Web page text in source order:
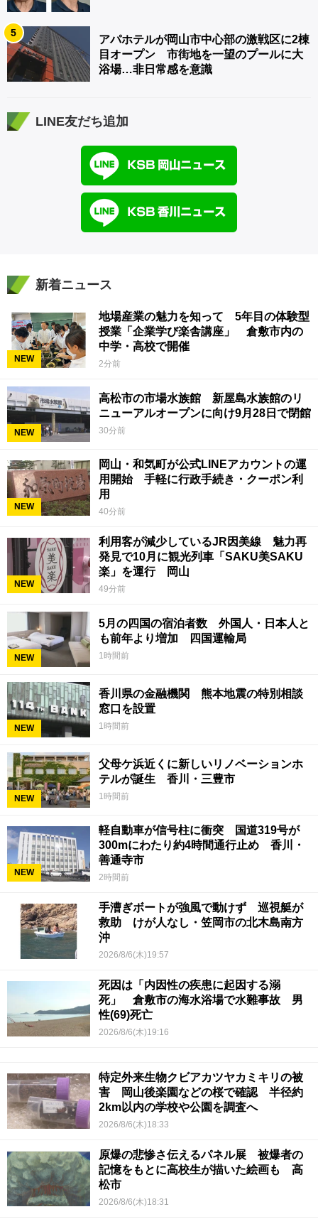
5
アパホテルが岡山市中心部の激戦区に2棟
目オープン 市街地を一望のプールに大
浴場…非日常感を意識
LINE友だち追加
新着ニュース
NEW
地場産業の魅力を知って 5年目の体験型
授業「企業学び楽舎講座」 倉敷市内の
中学・高校で開催
2分前
NEW
高松市の市場水族館 新屋島水族館のリ
ニューアルオープンに向け9月28日で閉館
30分前
NEW
岡山・和気町が公式LINEアカウントの運
用開始 手軽に行政手続き・クーポン利
用
40分前
NEW
利用客が減少しているJR因美線 魅力再
発見で10月に観光列車「SAKU美SAKU
楽」を運行 岡山
49分前
NEW
5月の四国の宿泊者数 外国人・日本人と
も前年より増加 四国運輸局
1時間前
NEW
香川県の金融機関 熊本地震の特別相談
窓口を設置
1時間前
NEW
父母ケ浜近くに新しいリノベーションホ
テルが誕生 香川・三豊市
1時間前
NEW
軽自動車が信号柱に衝突 国道319号が
300mにわたり約4時間通行止め 香川・
善通寺市
2時間前
手漕ぎボートが強風で動けず 巡視艇が
救助 けが人なし・笠岡市の北木島南方
沖
2026/8/6(木)19:57
死因は「内因性の疾患に起因する溺
死」 倉敷市の海水浴場で水難事故 男
性(69)死亡
2026/8/6(木)19:16
特定外来生物クビアカツヤカミキリの被
害 岡山後楽園などの桜で確認 半径約
2km以内の学校や公園を調査へ
2026/8/6(木)18:33
原爆の悲惨さ伝えるパネル展 被爆者の
記憶をもとに高校生が描いた絵画も 高
松市
2026/8/6(木)18:31